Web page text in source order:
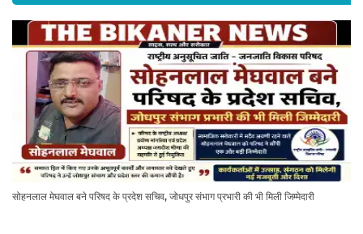
सोहनलाल मेघवाल बने परिषद के प्रदेश सचिव, जोधपुर संभाग प्रभारी की भी मिली जिम्मेदारी